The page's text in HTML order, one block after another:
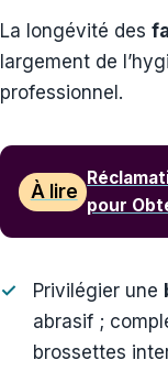
La longévité des
largement de
professionnel.
À lire
pour
Privilégier une
abrasif ;
brossettes